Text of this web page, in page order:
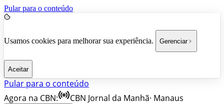
Pular para o conteúdo
Usamos cookies para melhorar sua experiência. Gerenciar
Aceitar
Pular para o conteúdo
Agora na CBN:
CBN Jornal da Manhã· Manaus